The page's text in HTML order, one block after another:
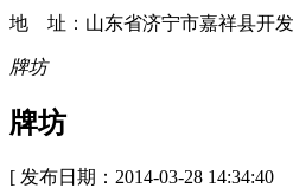
地 址：山东省济宁市嘉祥县开
牌坊
牌坊
[ 发布日期：2014-03-28 14:34:40